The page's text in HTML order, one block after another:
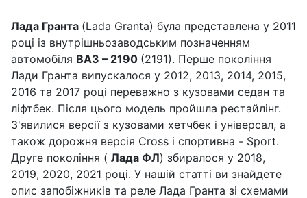
Лада Гранта (Lada Granta) була представлена ​​у 2011
році із внутрішньозаводським позначенням
автомобіля ВАЗ – 2190 (2191). Перше покоління
Лади Гранта випускалося у 2012, 2013, 2014, 2015,
2016 та 2017 році переважно з кузовами седан та
ліфтбек. Після цього модель пройшла рестайлінг.
З'явилися версії з кузовами хетчбек і універсал, а
також дорожня версія Cross і спортивна - Sport.
Друге покоління ( Лада ФЛ) збиралося у 2018,
2019, 2020, 2021 році. У нашій статті ви знайдете
опис запобіжників та реле Лада Гранта зі схемами